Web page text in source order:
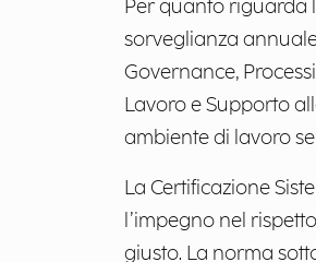
Per quanto riguarda
sorveglianza
Governance,
Lavoro e Supporto
ambiente di lavoro
La Certificazione
l’impegno nel
giusto. La norma